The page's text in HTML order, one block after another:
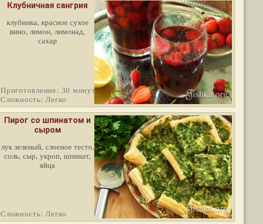
Клубничная сангрия
клубника, красное сухое
вино, лимон, лимонад,
сахар
Приготовление: 30 минут
Сложность: Легко
Пирог со шпинатом и
сыром
лук зеленый, слоеное тесто,
соль, сыр, укроп, шпинат,
яйца
Сложность: Легко